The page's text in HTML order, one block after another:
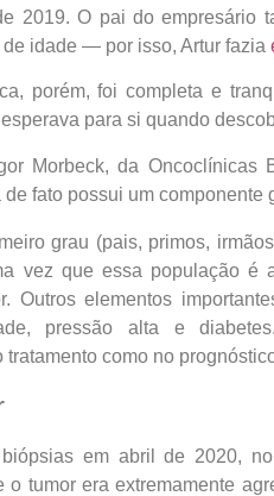
2019. O pai do empresário
idade — por isso, Artur fazia
porém, foi completa e
para si quando
Morbeck, da Oncoclínicas
fato possui um componente
grau (pais, primos,
vez que essa população é
Outros elementos
pressão alta e
como no
em abril de 2020,
o tumor era extremamente